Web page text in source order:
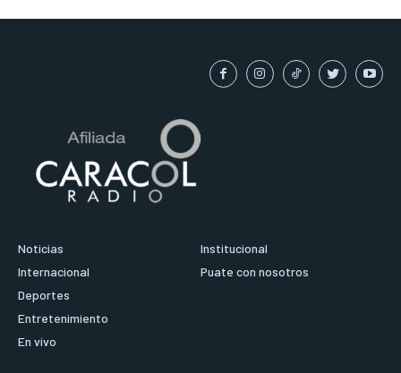
Noticias
Internacional
Deportes
Entretenimiento
En vivo
Institucional
Puate con nosotros